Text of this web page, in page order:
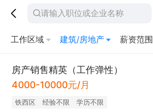
工作区域 建筑/房地产 薪资范围
房产销售精英（工作弹性）
4000-10000元/月
铁西区 经验不限 学历不限